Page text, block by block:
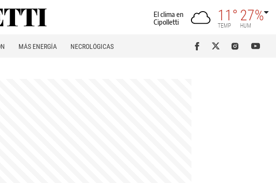
El clima en
Cipolletti
11°
TEMP
27%
HUM
MÁS ENERGÍA NECROLÓGICAS